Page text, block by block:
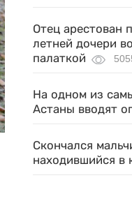
Отец арестован
летней дочери
палаткой
На одном из
Астаны вводят
Скончался
находившийся в